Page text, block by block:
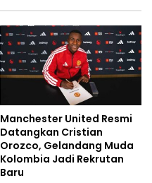
Manchester United Resmi
Datangkan Cristian
Orozco, Gelandang Muda
Kolombia Jadi Rekrutan
Baru